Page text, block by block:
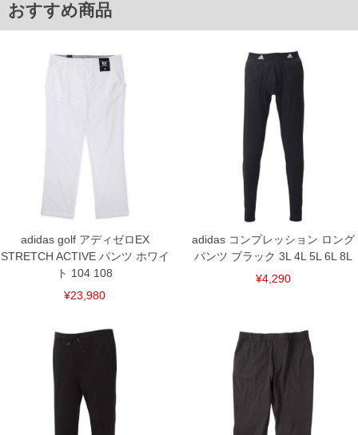
TWISTWEAVE／360 GRIP／ストレッチ／刺繍
サイズ/ウエスト/股下/わたり幅/ヒップ/総丈
下着(肌着)やワイシャツは商品の性質上、返品交換不可とさせて頂いております。予め
裾上げ料金は500円+税となります。
備考欄に股下●cmとご記入下さい。（裾上げ無料対象商品は1本につき税込6,000円以
上の品が対象。1本5,999円以下の商品は有料（500円+税）となります。）
出荷まで約1週間～20日間程お時間を頂く場合がございます。
尚、裾上げした商品は返品・交換不可となりますので、予めご了承下さい。
一部、お直しに対応出来ない商品がございます。(例：裾にファスナーや調節ひもが付
※当店での掲載商品は、実店鋪と在庫を共用しておりますので店頭での売り違い、店
舗からのお取り寄せ等により、お客様にご迷惑をお掛けしてしまう場合がございま
す。そのようなことがない様最大限に努めておりますが、もしあった場合速やかにご
連絡させて頂きますので予めご了承ください。
おすすめ商品
adidas golf アディゼロEX
STRETCH ACTIVE パンツ ホワイ
ト 104 108
¥23,980
adidas コンプレッション ロング
パンツ ブラック 3L 4L 5L 6L 8L
¥4,290